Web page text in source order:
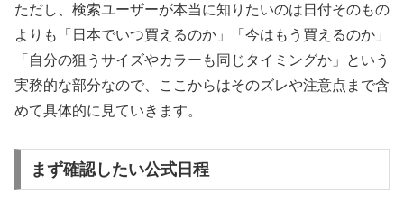
ただし、検索ユーザーが本当に知りたいのは日付そのもの
よりも「日本でいつ買えるのか」「今はもう買えるのか」
「自分の狙うサイズやカラーも同じタイミングか」という
実務的な部分なので、ここからはそのズレや注意点まで含
めて具体的に見ていきます。
まず確認したい公式日程